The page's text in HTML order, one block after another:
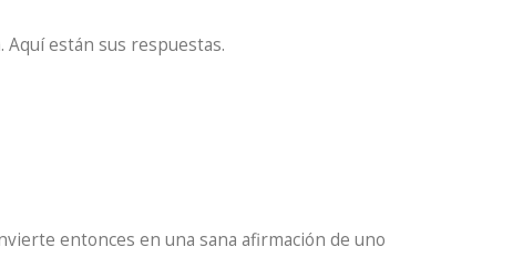
están sus respuestas.
entonces en una sana afirmación de uno